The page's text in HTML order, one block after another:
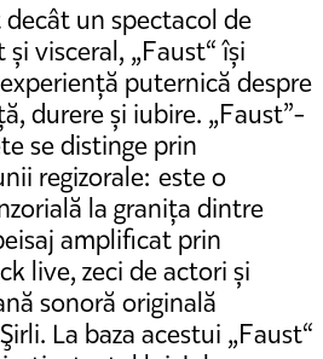
un spectacol de
visceral, „Faust“ își
puternică despre
durere și iubire. „Faust”-
se distinge prin
regizorale: este o
la granița dintre
amplificat prin
live, zeci de actori și
sonoră originală
La baza acestui „Faust“